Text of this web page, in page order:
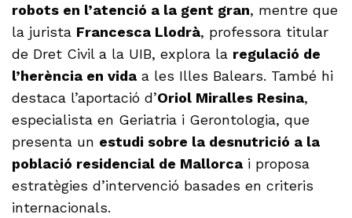
robots en l’atenció a la gent gran, mentre que
la jurista Francesca Llodrà, professora titular
de Dret Civil a la UIB, explora la regulació de
l’herència en vida a les Illes Balears. També hi
destaca l’aportació d’Oriol Miralles Resina,
especialista en Geriatria i Gerontologia, que
presenta un estudi sobre la desnutrició a la
població residencial de Mallorca i proposa
estratègies d’intervenció basades en criteris
internacionals.